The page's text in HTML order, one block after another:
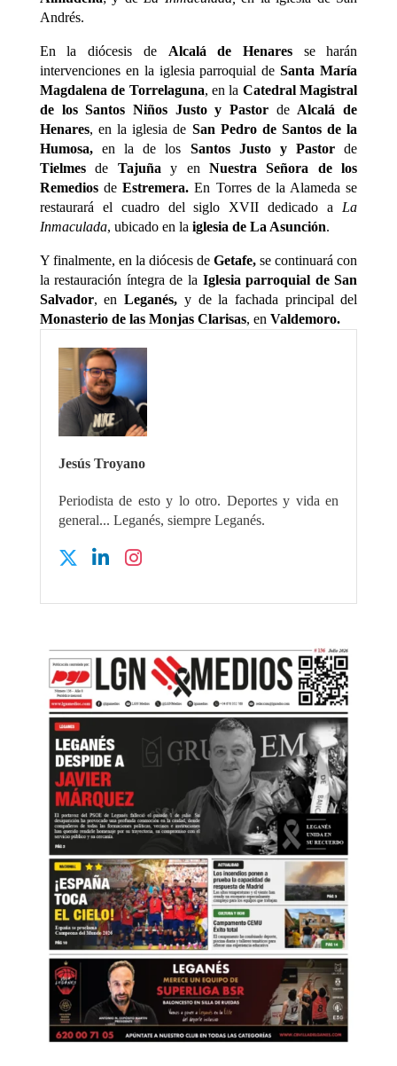
Andrés.
En la diócesis de Alcalá de Henaresse harán
intervenciones en la iglesia parroquial deSanta María
Magdalena de Torrelaguna, en la Catedral Magistral
de los Santos Niños Justo y Pastor deAlcalá de
Henares, en la iglesia de San Pedro de Santos de la
Humosa,en la de los Santos Justo y Pastor de
Tielmesde Tajuñay en Nuestra Señora de los
RemediosdeEstremera. En Torres de la Alameda se
restaurará el cuadro del siglo XVII dedicado aLa
Inmaculada, ubicado en la iglesia de La Asunción.
Y finalmente, en la diócesis deGetafe, se continuará con
la restauración íntegra de la Iglesia parroquial de San
Salvador, enLeganés, y de la fachada principal del
Monasterio de las Monjas Clarisas, en Valdemoro.
Jesús Troyano
Periodista de esto y lo otro. Deportes y vida en
general... Leganés, siempre Leganés.